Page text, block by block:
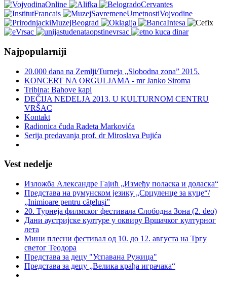
Najpopularniji
20.000 dana na Zemlji/Turneja „Slobodna zona” 2015.
KONCERT NA ORGULJAMA - mr Janko Siroma
Tribina: Bahove kapi
DEČIJA NEDELJA 2013. U KULTURNOM CENTRU
VRŠAC
Kontakt
Radionica čuda Radeta Markovića
Serija predavanja prof. dr Miroslava Pujića
Vest nedelje
Изложба Александре Гајић „Између поласка и доласка“
Представа на румунском језику „Срцуленце за куце“/
„Inimioare pentru cățeluși”
20. Турнеја филмског фестивала Слободна Зона (2. deo)
Дани аустријске културе у оквиру Вршачког културног
лета
Мини плесни фестивал од 10. до 12. августа на Тргу
светог Теодора
Представа за децу "Успавана Ружица"
Представа за децу „Велика крађа играчака“